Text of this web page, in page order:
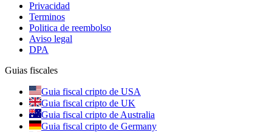
Privacidad
Terminos
Politica de reembolso
Aviso legal
DPA
Guias fiscales
Guia fiscal cripto de USA
Guia fiscal cripto de UK
Guia fiscal cripto de Australia
Guia fiscal cripto de Germany